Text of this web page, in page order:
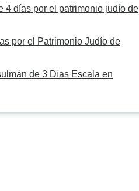
4 días por el patrimonio judío de
por el Patrimonio Judío de
de 3 Días Escala en